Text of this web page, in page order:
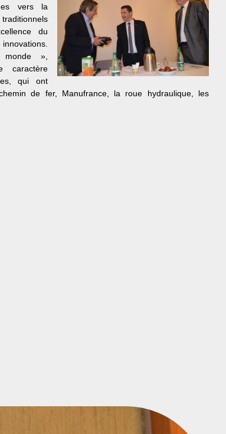
vers la
du
monde »,
caractère
qui ont
de fer, Manufrance, la roue hydraulique, les